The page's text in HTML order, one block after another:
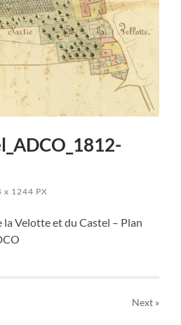
x 1244 PX
Velotte et du Castel – Plan
Next»